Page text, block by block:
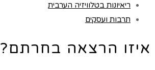
ריאיונות בטלוויזיה הערבית
תרבות ועסקים
איזו הרצאה בחרתם?